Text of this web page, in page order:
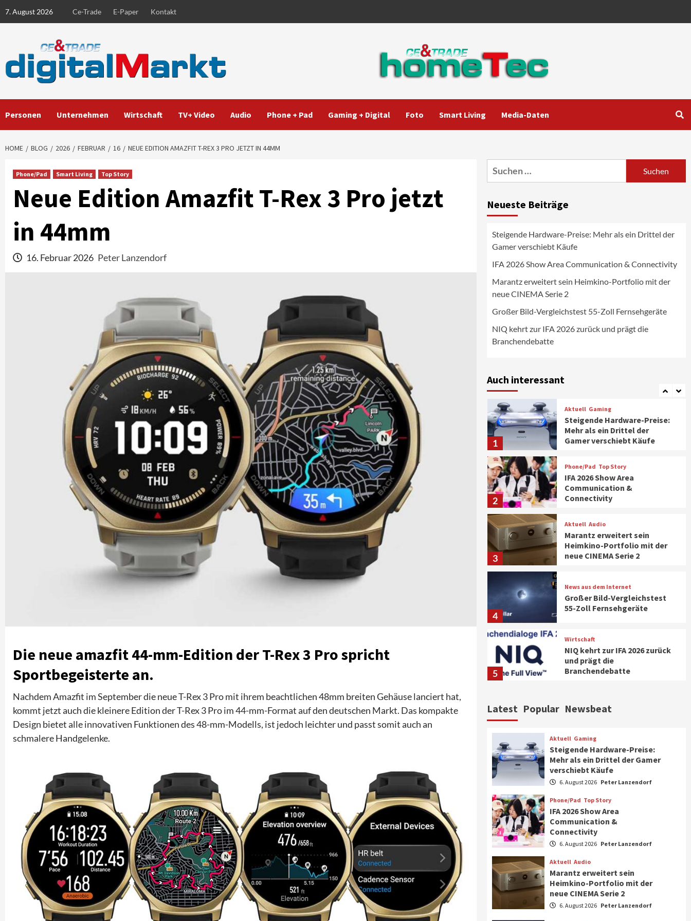
7. August 2026 Ce-Trade E-Paper Kontakt
Personen Unternehmen Wirtschaft TV+ Video Audio Phone + Pad Gaming + Digital Foto Smart Living Media-Daten
HOME BLOG 2026 FEBRUAR 16 NEUE EDITION AMAZFIT T-REX 3 PRO JETZT IN 44MM
Phone/Pad Smart Living Top Story
Neue Edition Amazfit T-Rex 3 Pro jetzt
in 44mm
16. Februar 2026 Peter Lanzendorf
Die neue amazfit 44-mm-Edition der T-Rex 3 Pro spricht
Sportbegeisterte an.
Nachdem Amazfit im September die neue T-Rex 3 Pro mit ihrem beachtlichen 48mm breiten Gehäuse lanciert hat,
kommt jetzt auch die kleinere Edition der T-Rex 3 Pro im 44-mm-Format auf den deutschen Markt. Das kompakte
Design bietet alle innovativen Funktionen des 48-mm-Modells, ist jedoch leichter und passt somit auch an
schmalere Handgelenke.
Suchen
nach:
Neueste Beiträge
Steigende Hardware-Preise: Mehr als ein Drittel der
Gamer verschiebt Käufe
IFA 2026 Show Area Communication & Connectivity
Marantz erweitert sein Heimkino-Portfolio mit der
neue CINEMA Serie 2
Großer Bild-Vergleichstest 55-Zoll Fernsehgeräte
NIQ kehrt zur IFA 2026 zurück und prägt die
Branchendebatte
Auch interessant
Marantz erweitert sein
4
News aus dem Internet
55-Zoll Fernsehgeräte
5
Wirtschaft
NIQ kehrt zur IFA 2026 zurück
Branchendebatte
6
Aktuell
in strategisch wichtigen
Märkten aus
7
Ventilatoren
1
Aktuell Gaming
Steigende Hardware-Preise:
Mehr als ein Drittel der
Gamer verschiebt Käufe
2
Phone/Pad Top Story
IFA 2026 Show Area
Communication &
Connectivity
3
Aktuell Audio
Marantz erweitert sein
Heimkino-Portfolio mit der
neue CINEMA Serie 2
4
News aus dem Internet
Großer Bild-Vergleichstest
55-Zoll Fernsehgeräte
5
Wirtschaft
NIQ kehrt zur IFA 2026 zurück
und prägt die
Branchendebatte
6
CHERRY baut Vertriebsteam
7
Smart Living Top Story
Verbraucher setzen immer
mehr auf Klimageräte und
Ventilatoren
1
Aktuell Gaming
Steigende Hardware-Preise:
Mehr als ein Drittel der
Gamer verschiebt Käufe
Phone/Pad Top Story
IFA 2026 Show Area
Communication &
Connectivity
Latest Popular Newsbeat
Aktuell Gaming
Steigende Hardware-Preise:
Mehr als ein Drittel der Gamer
verschiebt Käufe
6. August 2026 Peter Lanzendorf
Phone/Pad Top Story
IFA 2026 Show Area
Communication &
Connectivity
6. August 2026 Peter Lanzendorf
Aktuell Audio
Marantz erweitert sein
Heimkino-Portfolio mit der
neue CINEMA Serie 2
6. August 2026 Peter Lanzendorf